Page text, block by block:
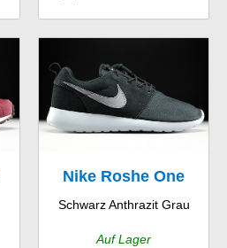
Nike Roshe One
Suede
Schwarz Anthrazit Grau
Auf Lager